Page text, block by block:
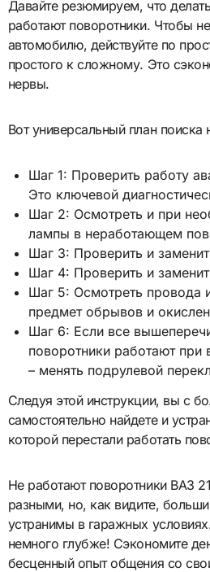
Давайте резюмируем, что
работают поворотники. Чтобы
автомобилю, действуйте по
простого к сложному. Это
нервы.
Вот универсальный план поиска
Шаг 1: Проверить работу
Это ключевой
Шаг 2: Осмотреть и при
лампы в неработающем
Шаг 3: Проверить и
Шаг 4: Проверить и
Шаг 5: Осмотреть провода
предмет обрывов и
Шаг 6: Если все
поворотники работают при
– менять подрулевой
Следуя этой инструкции, вы с
самостоятельно найдете и
которой перестали работать
Не работают поворотники ВАЗ
разными, но, как видите,
устранимы в гаражных
немного глубже! Сэкономите
бесценный опыт общения со